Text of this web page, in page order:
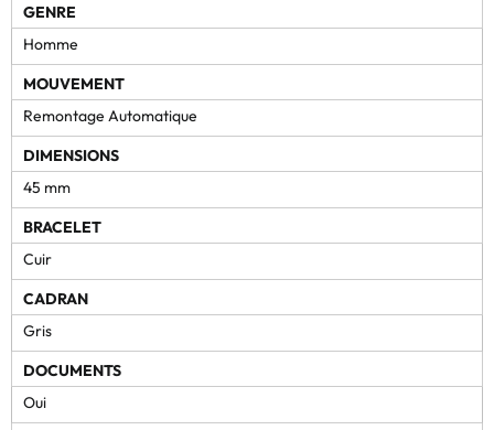
GENRE
Homme
MOUVEMENT
Remontage Automatique
DIMENSIONS
45 mm
BRACELET
Cuir
CADRAN
Gris
DOCUMENTS
Oui